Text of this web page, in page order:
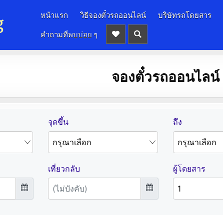
หน้าแรก วิธีจองตั๋วรถออนไลน์ บริษัทรถโดยสาร
คำถามที่พบบ่อย ๆ
จองตั๋วรถออนไลน์